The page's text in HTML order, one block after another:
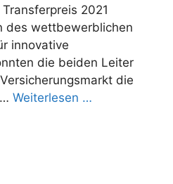
2021
des wettbewerblichen
innovative
die beiden Leiter
die
Weiterlesen …